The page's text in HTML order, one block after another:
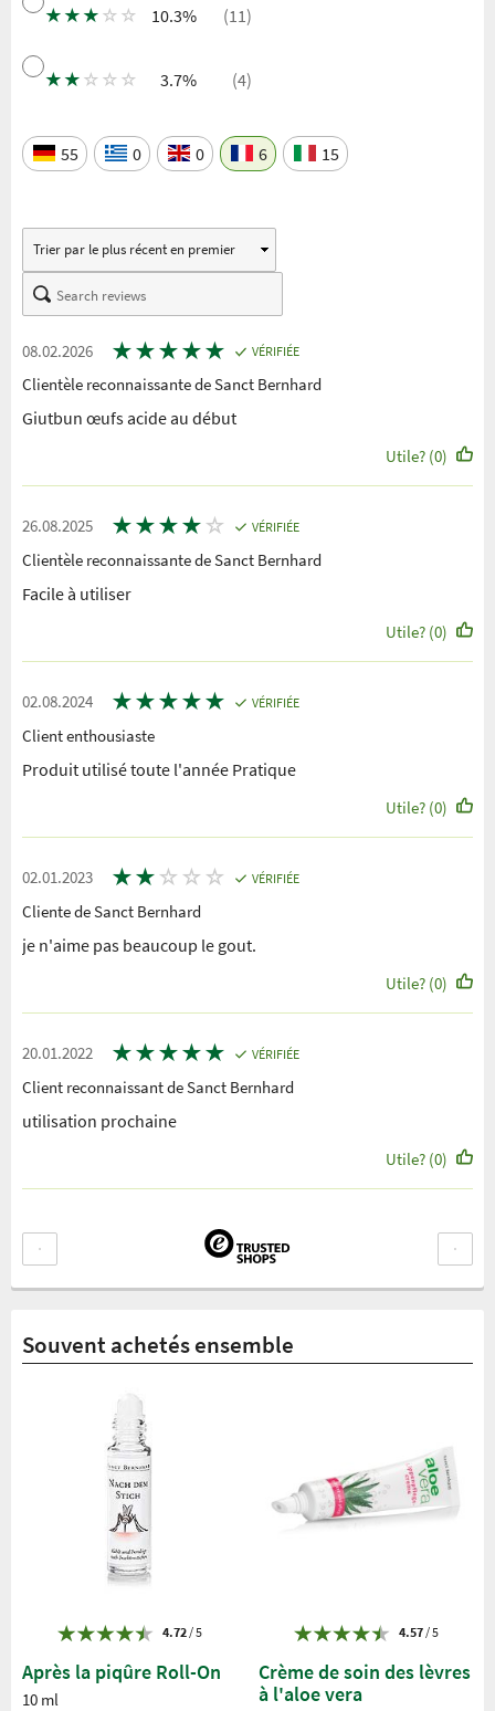
★ ★ ★ ☆ ☆ 10.3% (11)
★ ★ ☆ ☆ ☆ 3.7% (4)
55 0 0 6 15
08.02.2026 ★★★★★ VÉRIFIÉE
Clientèle reconnaissante de Sanct Bernhard
Giutbun œufs acide au début
Utile? (0)
26.08.2025 ★★★★ ☆ VÉRIFIÉE
Clientèle reconnaissante de Sanct Bernhard
Facile à utiliser
Utile? (0)
02.08.2024 ★★★★★ VÉRIFIÉE
Client enthousiaste
Produit utilisé toute l'année Pratique
Utile? (0)
02.01.2023 ★★ ☆ ☆ ☆ VÉRIFIÉE
Cliente de Sanct Bernhard
je n'aime pas beaucoup le gout.
Utile? (0)
20.01.2022 ★★★★★ VÉRIFIÉE
Client reconnaissant de Sanct Bernhard
utilisation prochaine
Utile? (0)
Souvent achetés ensemble
4.72/ 5
Après la piqûre Roll-On
10 ml
4.57/ 5
Crème de soin des lèvres
à l'aloe vera